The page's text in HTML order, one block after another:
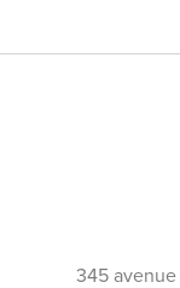
345 avenue